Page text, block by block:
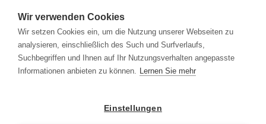
Nützliches
Immobilienwissen
Formulare & Rechner
Expert:innen
Info
Wir verwenden Cookies
Wir setzen Cookies ein, um die Nutzung unserer Webseiten zu
analysieren, einschließlich des Such und Surfverlaufs,
Suchbegriffen und Ihnen auf Ihr Nutzungsverhalten angepasste
Informationen anbieten zu können. Lernen Sie mehr
Einstellungen